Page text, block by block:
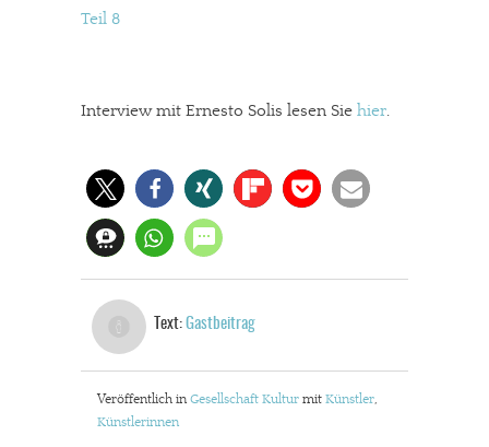
In eigener Sache
Dir gefällt unsere Arbeit?
Teil 8
Interview mit Ernesto Solis lesen Sie hier.
Text: Gastbeitrag
Veröffentlich in Gesellschaft Kultur mit Künstler,
Künstlerinnen